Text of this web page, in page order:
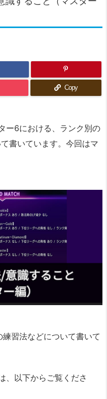
Copy
ー6における、ランク別の
書いています。今回はマ
習法などについて書いて
、以下からご覧くださ